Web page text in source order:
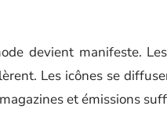
devient manifeste.
Les icônes se
et émissions